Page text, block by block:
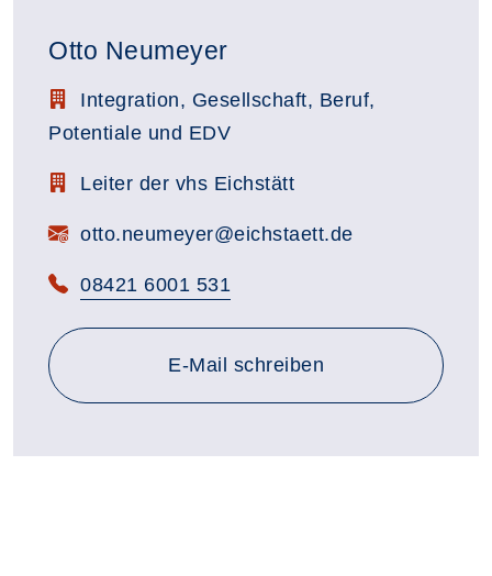
Otto Neumeyer
Stellenbezeichnung:
Integration, Gesellschaft, Beruf,
Potentiale und EDV
Zimmerbezeichnung:
Leiter der vhs Eichstätt
E-Mail:otto.neumeyer@eichstaett.de
Telefon:
08421 6001 531
E-Mail schreiben